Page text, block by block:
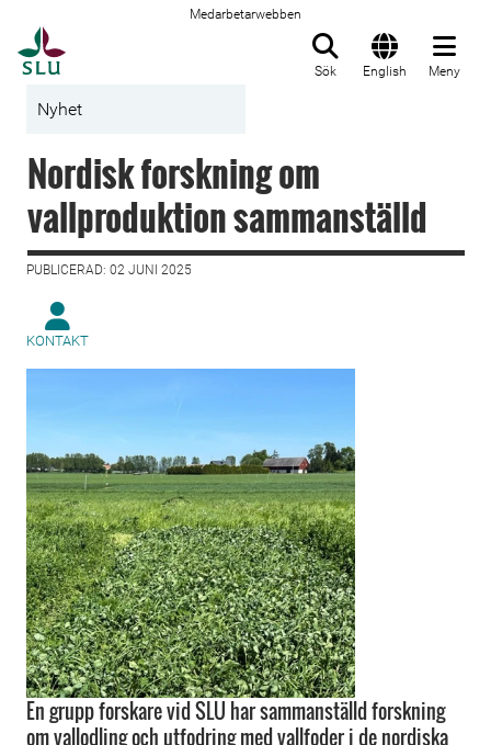
Medarbetarwebben
Sök English Meny
Nyhet
Nordisk forskning om
vallproduktion sammanställd
PUBLICERAD: 02 JUNI 2025
KONTAKT
En grupp forskare vid SLU har sammanställd forskning
om vallodling och utfodring med vallfoder i de nordiska